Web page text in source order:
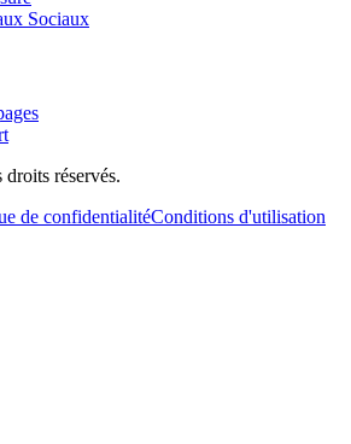
Sociaux
réservés.
de confidentialitéConditions d'utilisation